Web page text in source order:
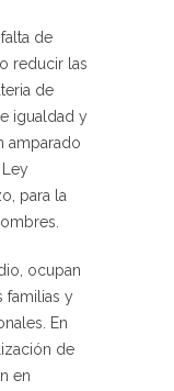
de
reducir las
de
igualdad y
amparado
para la
ocupan
familias y
En
de
en